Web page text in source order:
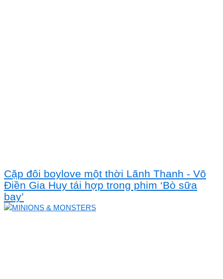
Cặp đôi boylove một thời Lãnh Thanh - Võ
Điền Gia Huy tái hợp trong phim ‘Bò sữa
bay’